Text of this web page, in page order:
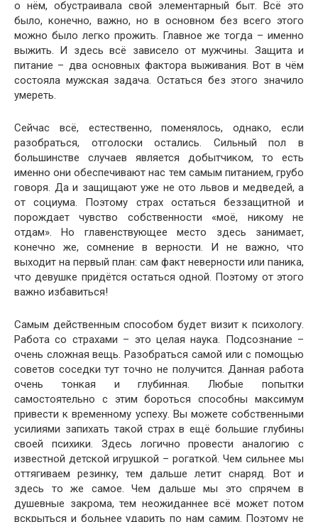
о нём, обустраивала свой элементарный быт. Всё это
было, конечно, важно, но в основном без всего этого
можно было легко прожить. Главное же тогда – именно
выжить. И здесь всё зависело от мужчины. Защита и
питание – два основных фактора выживания. Вот в чём
состояла мужская задача. Остаться без этого значило
умереть.
Сейчас всё, естественно, поменялось, однако, если
разобраться, отголоски остались. Сильный пол в
большинстве случаев является добытчиком, то есть
именно они обеспечивают нас тем самым питанием, грубо
говоря. Да и защищают уже не ото львов и медведей, а
от социума. Поэтому страх остаться беззащитной и
порождает чувство собственности «моё, никому не
отдам». Но главенствующее место здесь занимает,
конечно же, сомнение в верности. И не важно, что
выходит на первый план: сам факт неверности или паника,
что девушке придётся остаться одной. Поэтому от этого
важно избавиться!
Самым действенным способом будет визит к психологу.
Работа со страхами – это целая наука. Подсознание –
очень сложная вещь. Разобраться самой или с помощью
советов соседки тут точно не получится. Данная работа
очень тонкая и глубинная. Любые попытки
самостоятельно с этим бороться способны максимум
привести к временному успеху. Вы можете собственными
усилиями запихать такой страх в ещё большие глубины
своей психики. Здесь логично провести аналогию с
известной детской игрушкой – рогаткой. Чем сильнее мы
оттягиваем резинку, тем дальше летит снаряд. Вот и
здесь то же самое. Чем дальше мы это спрячем в
душевные закрома, тем неожиданнее всё может потом
вскрыться и больнее ударить по нам самим. Поэтому не